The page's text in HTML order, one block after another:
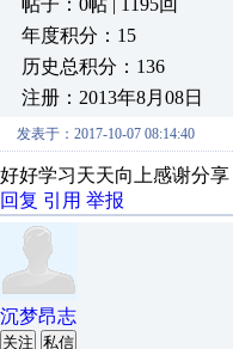
帖子：0帖 | 1195回
年度积分：15
历史总积分：136
注册：2013年8月08日
发表于：2017-10-07 08:14:40
好好学习天天向上感谢分享
回复 引用 举报
沉梦昂志
关注 私信